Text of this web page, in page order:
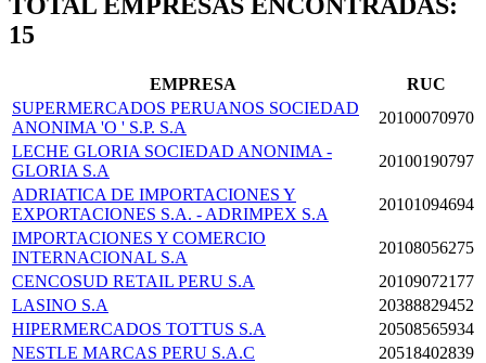
15
EMPRESA
RUC
SUPERMERCADOS PERUANOS SOCIEDAD
ANONIMA 'O ' S.P. S.A
20100070970
LECHE GLORIA SOCIEDAD ANONIMA -
GLORIA S.A
20100190797
ADRIATICA DE IMPORTACIONES Y
EXPORTACIONES S.A. - ADRIMPEX S.A
20101094694
IMPORTACIONES Y COMERCIO
INTERNACIONAL S.A
20108056275
CENCOSUD RETAIL PERU S.A
20109072177
LASINO S.A
20388829452
HIPERMERCADOS TOTTUS S.A
20508565934
NESTLE MARCAS PERU S.A.C
20518402839